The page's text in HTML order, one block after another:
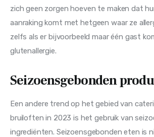
zich geen zorgen hoeven te maken dat
aanraking komt met hetgeen waar ze
zelfs als er bijvoorbeeld maar één gast
glutenallergie.
Seizoensgebonden
Een andere trend op het gebied van
bruiloften in 2023 is het gebruik van
ingrediënten. Seizoensgebonden eten is